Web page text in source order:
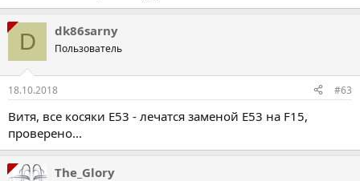
D dk86sarny
Пользователь
18.10.2018 #63
Витя, все косяки E53 - лечатся заменой Е53 на F15,
проверено...
The_Glory